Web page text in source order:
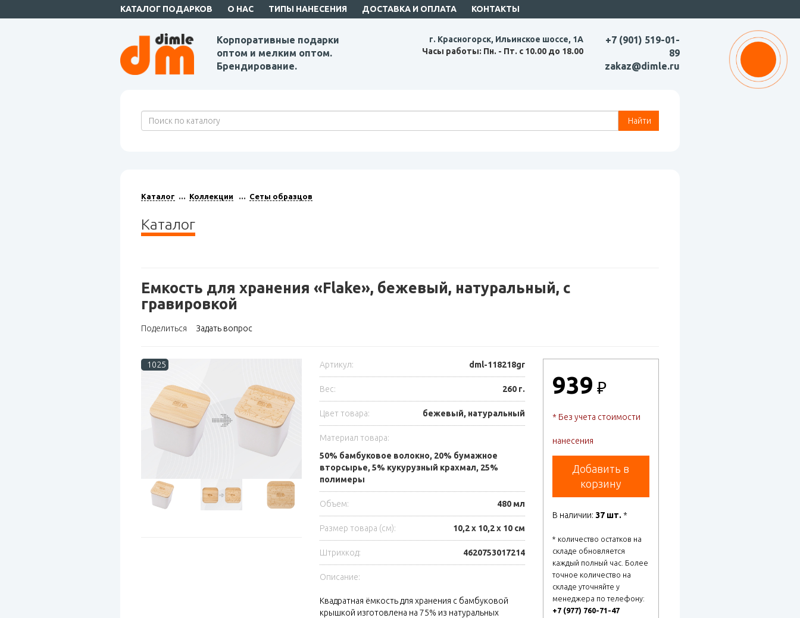
КАТАЛОГ ПОДАРКОВ О НАС ТИПЫ НАНЕСЕНИЯ ДОСТАВКА И ОПЛАТА КОНТАКТЫ
Корпоративные подарки
оптом и мелким оптом.
Брендирование.
г. Красногорск, Ильинское шоссе, 1А
Часы работы: Пн. - Пт. с 10.00 до 18.00
+7 (901) 519-01-
89
zakaz@dimle.ru
Найти
Каталог Коллекции Сеты образцов
Каталог
Eмкость для хранения «Flake», бежевый, натуральный, с
гравировкой
Поделиться Задать вопрос
1025 Артикул: dml-118218gr
Вес: 260 г.
Цвет товара: бежевый, натуральный
Материал товара:
50% бамбуковое волокно, 20% бумажное
вторсырье, 5% кукурузный крахмал, 25%
полимеры
Объем: 480 мл
Размер товара (см): 10,2 х 10,2 х 10 см
Штрихкод: 4620753017214
Описание:
Квадратная ёмкость для хранения с бамбуковой
крышкой изготовлена на 75% из натуральных
939 ₽
* Без учета стоимости
нанесения
Добавить в
корзину
В наличии: 37 шт. *
* количество остатков на
складе обновляется
каждый полный час. Более
точное количество на
складе уточняйте у
менеджера по телефону:
+7 (977) 760-71-47